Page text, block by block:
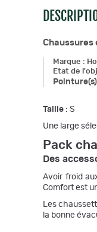
Chaussures
Marque :
Etat de
Taille : S
Une large
Pack
Des
Avoir froid
Comfort est
Les
la bonne